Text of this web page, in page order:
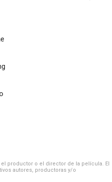
productor o el director de la película. El
autores, productoras y/o